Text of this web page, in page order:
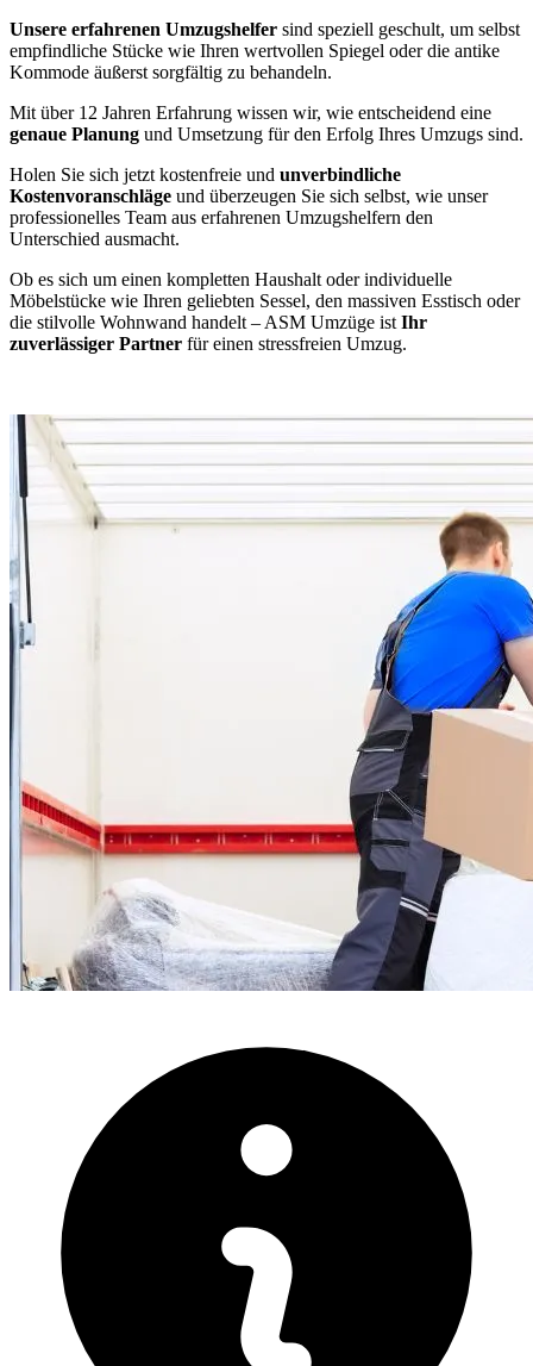
Unsere erfahrenen Umzugshelfer sind speziell geschult, um selbst
empfindliche Stücke wie Ihren wertvollen Spiegel oder die antike
Kommode äußerst sorgfältig zu behandeln.
Mit über 12 Jahren Erfahrung wissen wir, wie entscheidend eine
genaue Planung und Umsetzung für den Erfolg Ihres Umzugs sind.
Holen Sie sich jetzt kostenfreie und unverbindliche
Kostenvoranschläge und überzeugen Sie sich selbst, wie unser
professionelles Team aus erfahrenen Umzugshelfern den
Unterschied ausmacht.
Ob es sich um einen kompletten Haushalt oder individuelle
Möbelstücke wie Ihren geliebten Sessel, den massiven Esstisch oder
die stilvolle Wohnwand handelt – ASM Umzüge ist Ihr
zuverlässiger Partner für einen stressfreien Umzug.